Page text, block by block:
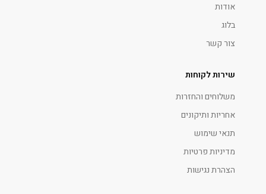
אודות
בלוג
צור קשר
שירות לקוחות
משלוחים והחזרות
אחריות ותיקונים
תנאי שימוש
מדיניות פרטיות
הצהרת נגישות